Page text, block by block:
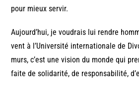
pour mieux servir.
Aujourd’hui, je voudrais lui rendre
vent à l’Université internationale de
murs, c’est une vision du monde qui
faite de solidarité, de responsabilité,